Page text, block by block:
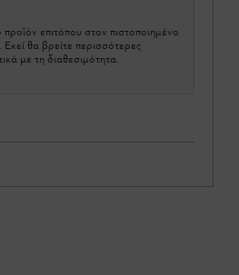
επιτόπου στον πιστοποιημένο
θα βρείτε περισσότερες
με τη διαθεσιμότητα.